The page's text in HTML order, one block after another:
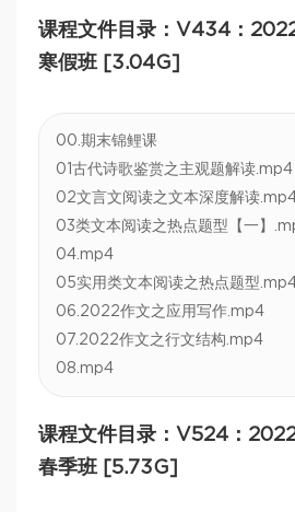
课程文件目录：V434：
寒假班 [3.04G]
00.期末锦鲤课
01古代诗歌鉴赏之主观题解读.mp4
02文言文阅读之文本深度解读
03类文本阅读之热点题型【一】
04.mp4
05实用类文本阅读之热点题型
06.2022作文之应用写作.mp4
07.2022作文之行文结构.mp4
08.mp4
课程文件目录：V524：
春季班 [5.73G]